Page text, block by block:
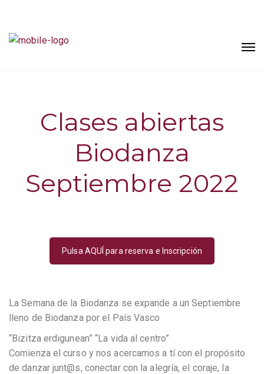
Clases abiertas
Biodanza
Septiembre 2022
Pulsa AQUÍ para reserva e Inscripción
La Semana de la Biodanza se expande a un Septiembre
lleno de Biodanza por el País Vasco
“Bizitza erdigunean” “La vida al centro”
Comienza el curso y nos acercamos a tí con el propósito
de danzar junt@s, conectar con la alegría, el coraje, la